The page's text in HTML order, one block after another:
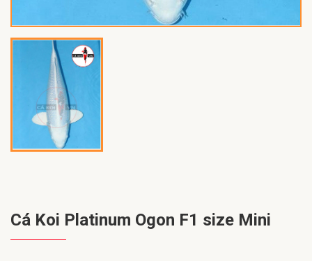
Cá Koi Platinum Ogon F1 size Mini